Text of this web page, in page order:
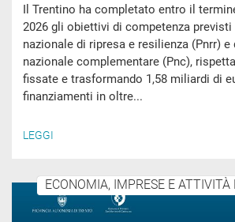
Il Trentino ha completato entro il
2026 gli obiettivi di competenza previsti
nazionale di ripresa e resilienza (Pnrr) e
nazionale complementare (Pnc),
fissate e trasformando 1,58 miliardi di
finanziamenti in oltre...
LEGGI
ECONOMIA, IMPRESE E